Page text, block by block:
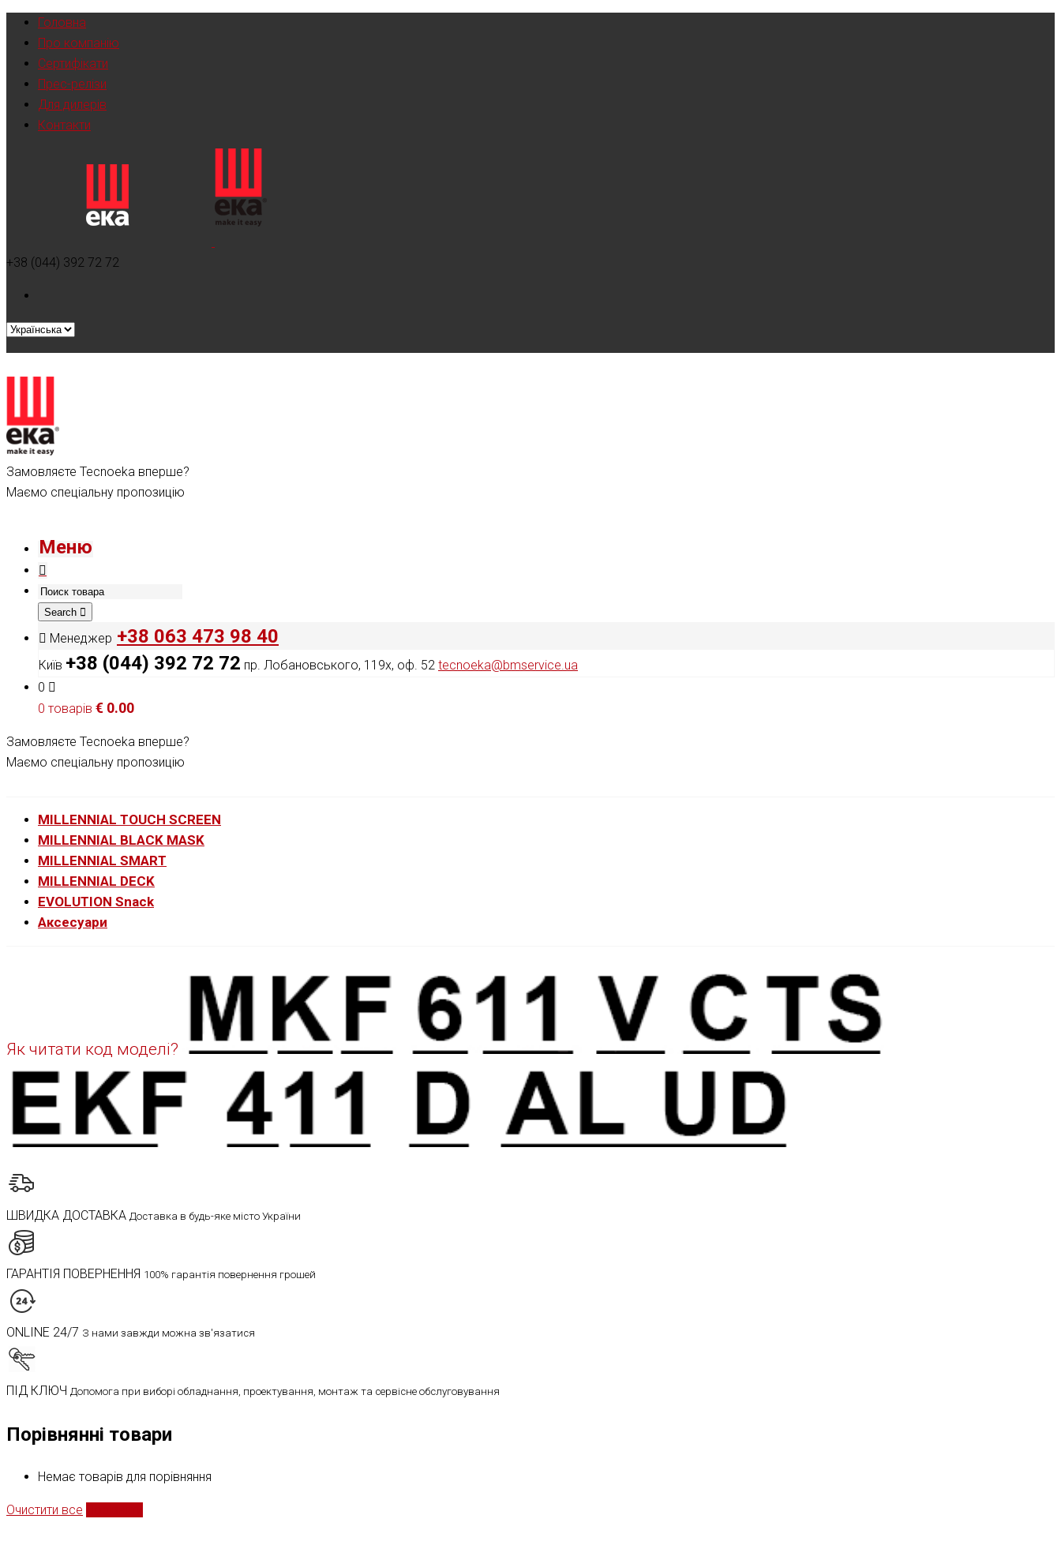
Головна
Про компанію
Сертифікати
Прес-релізи
Для дилерів
Контакти
+38 (044) 392 72 72
Замовляєте Tecnoeka вперше?
Маємо спеціальну пропозицію
Меню
Search
Менеджер +38 063 473 98 40
Київ +38 (044) 392 72 72 пр. Лобановського, 119х, оф. 52 tecnoeka@bmservice.ua
0
0 товарів € 0.00
Замовляєте Tecnoeka вперше?
Маємо спеціальну пропозицію
MILLENNIAL TOUCH SCREEN
MILLENNIAL BLACK MASK
MILLENNIAL SMART
MILLENNIAL DECK
EVOLUTION Snack
Аксесуари
Як читати код моделі?
ШВИДКА ДОСТАВКА Доставка в будь-яке місто України
ГАРАНТІЯ ПОВЕРНЕННЯ 100% гарантія повернення грошей
ONLINE 24/7 З нами завжди можна зв'язатися
ПІД КЛЮЧ Допомога при виборі обладнання, проектування, монтаж та сервісне обслуговування
Порівнянні товари
Немає товарів для порівняння
Очистити все